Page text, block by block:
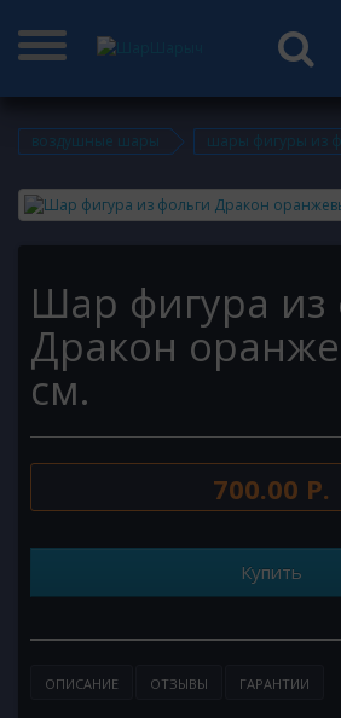
воздушные шары шары фигуры из
Шар фигура из
Дракон
см.
700.00 Р.
Купить
ОПИСАНИЕ ОТЗЫВЫ ГАРАНТИИ